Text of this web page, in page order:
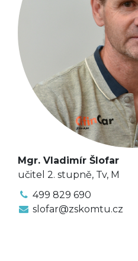
Mgr. Vladimír Šlofar
učitel 2. stupně, Tv, M
499 829 690
slofar@zskomtu.cz